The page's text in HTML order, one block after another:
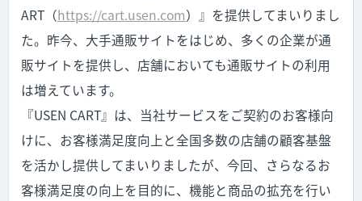
ART（https://cart.usen.com）』を提供してまいりまし
た。昨今、大手通販サイトをはじめ、多くの企業が通
販サイトを提供し、店舗においても通販サイトの利用
は増えています。
『USEN CART』は、当社サービスをご契約のお客様向
けに、お客様満足度向上と全国多数の店舗の顧客基盤
を活かし提供してまいりましたが、今回、さらなるお
客様満足度の向上を目的に、機能と商品の拡充を行い